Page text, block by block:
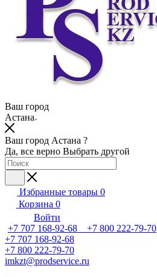
Ваш город
Астана
Ваш город Астана ?
Да, все верно Выбрать другой
Избранные товары 0
Корзина 0
Войти
+7 707 168-92-68 +7 800 222-79-70
+7 707 168-92-68
+7 800 222-79-70
imkzt@prodservice.ru